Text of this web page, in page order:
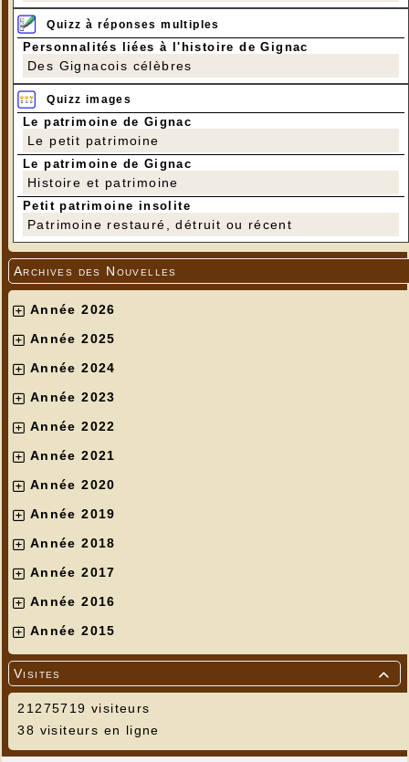
Quizz à réponses multiples
Personnalités liées à l'histoire de Gignac
Des Gignacois célèbres
Quizz images
Le patrimoine de Gignac
Le petit patrimoine
Le patrimoine de Gignac
Histoire et patrimoine
Petit patrimoine insolite
Patrimoine restauré, détruit ou récent
Archives des Nouvelles
Année 2026
Année 2025
Année 2024
Année 2023
Année 2022
Année 2021
Année 2020
Année 2019
Année 2018
Année 2017
Année 2016
Année 2015

Visites
21275719 visiteurs
38 visiteurs en ligne